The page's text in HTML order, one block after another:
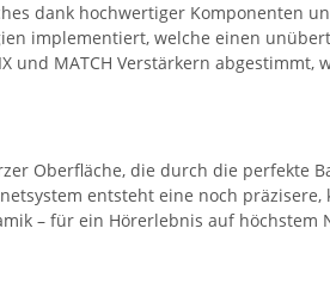
dank hochwertiger Komponenten
implementiert, welche einen
MATCH Verstärkern
Oberfläche, die durch die perfekte
entsteht eine noch
– für ein Hörerlebnis auf höchstem